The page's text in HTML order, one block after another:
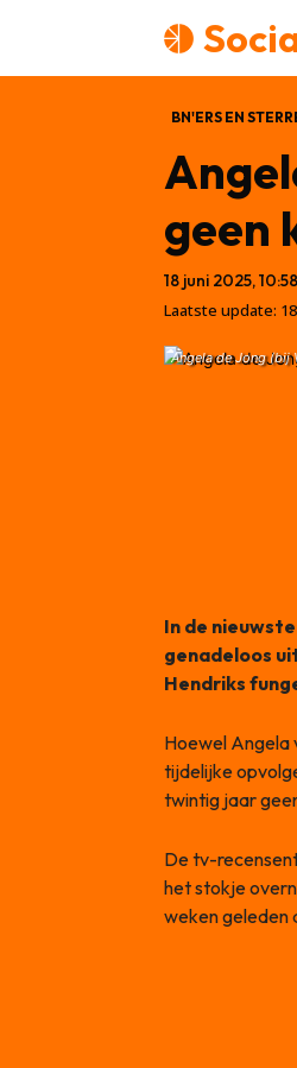
BN'ERS EN
geen
18 juni 2025, 10:58
Laatste update:
Angela de Jong (bij
In de
genadeloos
Hendriks
Hoewel Angela
tijdelijke
twintig jaar
De tv-
het stokje
weken geleden